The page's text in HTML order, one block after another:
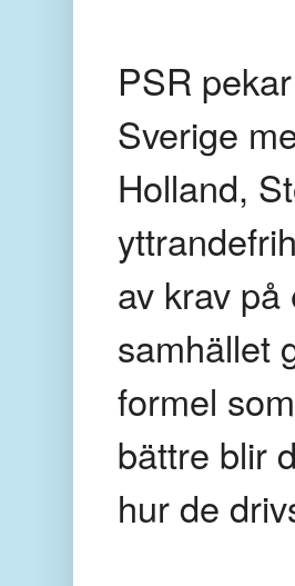
PSR
Sverige
Holland,
av krav
samhället
formel
bättre blir
hur de